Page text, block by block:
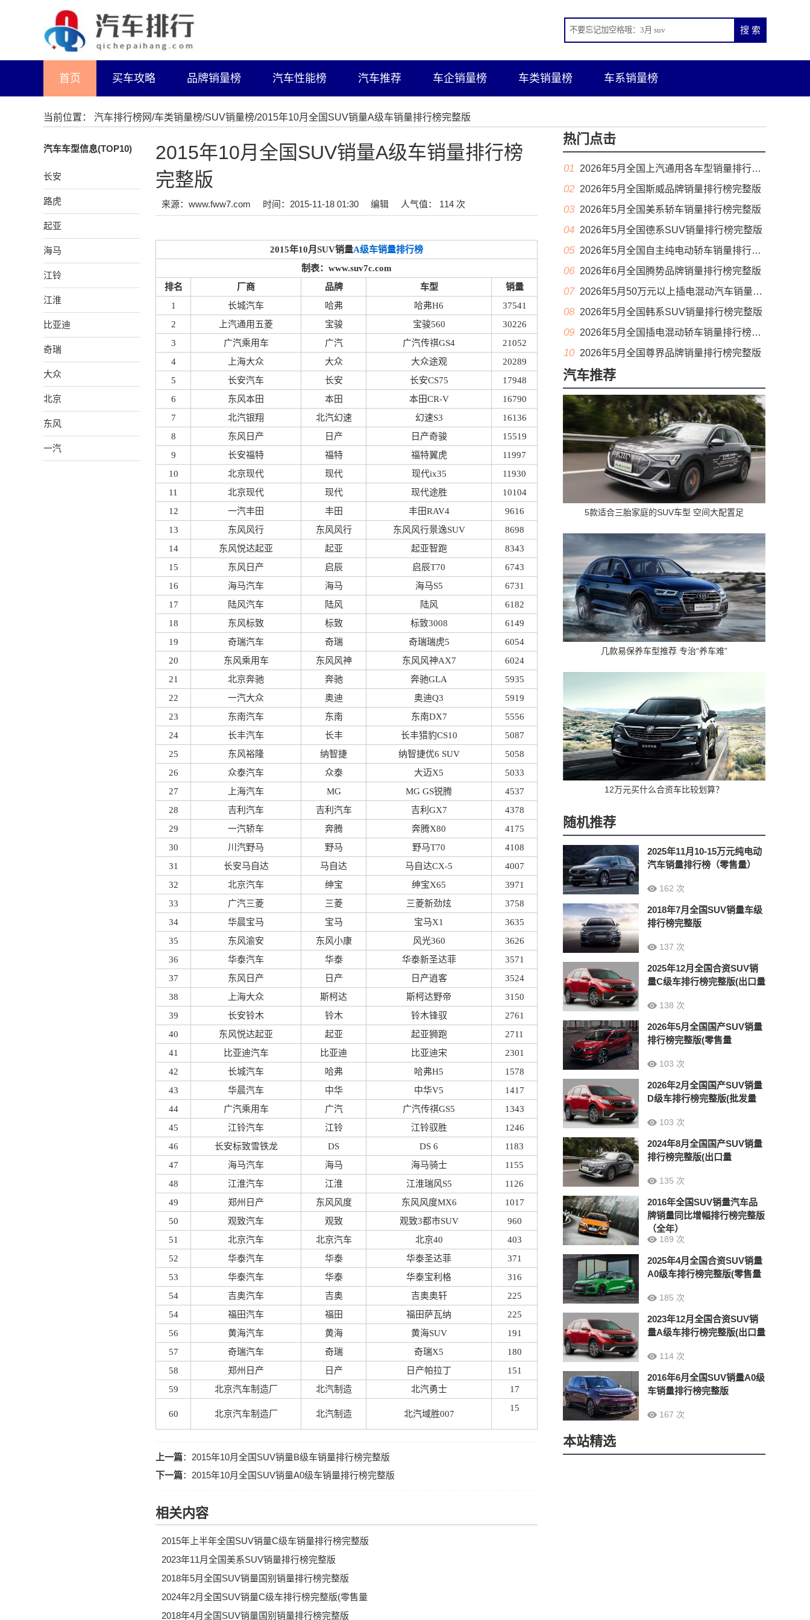
首页 买车攻略 品牌销量榜 汽车性能榜 汽车推荐 车企销量榜 车类销量榜 车系销量榜
当前位置： 汽车排行榜网/车类销量榜/SUV销量榜/2015年10月全国SUV销量A级车销量排行榜完整版
汽车车型信息(TOP10)
长安
路虎
起亚
海马
江铃
江淮
比亚迪
奇瑞
大众
北京
东风
一汽
2015年10月全国SUV销量A级车销量排行榜
完整版
来源：www.fww7.com 时间：2015-11-18 01:30 编辑 人气值： 114 次
2015年10月SUV销量A级车销量排行榜
制表：www.suv7c.com
排名
厂商 品牌 车型
销量
1
长城汽车 哈弗 哈弗H6
37541
2
上汽通用五菱 宝骏 宝骏560
30226
3
广汽乘用车 广汽 广汽传祺GS4
21052
4
上海大众 大众 大众途观
20289
5
长安汽车 长安 长安CS75
17948
6
东风本田 本田 本田CR-V
16790
7
北汽银翔 北汽幻速 幻速S3
16136
8
东风日产 日产 日产奇骏
15519
9
长安福特 福特 福特翼虎
11997
10
北京现代 现代 现代ix35
11930
11
北京现代 现代 现代途胜
10104
12
一汽丰田 丰田 丰田RAV4
9616
13
东风风行 东风风行 东风风行景逸SUV
8698
14
东风悦达起亚 起亚 起亚智跑
8343
15
东风日产 启辰 启辰T70
6743
16
海马汽车 海马 海马S5
6731
17
陆风汽车 陆风 陆风
6182
18
东风标致 标致 标致3008
6149
19
奇瑞汽车 奇瑞 奇瑞瑞虎5
6054
20
东风乘用车 东风风神 东风风神AX7
6024
21
北京奔驰 奔驰 奔驰GLA
5935
22
一汽大众 奥迪 奥迪Q3
5919
23
东南汽车 东南 东南DX7
5556
24
长丰汽车 长丰 长丰猎豹CS10
5087
25
东风裕隆 纳智捷 纳智捷优6 SUV
5058
26
众泰汽车 众泰 大迈X5
5033
27
上海汽车 MG MG GS锐腾
4537
28
吉利汽车 吉利汽车 吉利GX7
4378
29
一汽轿车 奔腾 奔腾X80
4175
30
川汽野马 野马 野马T70
4108
31
长安马自达 马自达 马自达CX-5
4007
32
北京汽车 绅宝 绅宝X65
3971
33
广汽三菱 三菱 三菱新劲炫
3758
34
华晨宝马 宝马 宝马X1
3635
35
东风渝安 东风小康 风光360
3626
36
华泰汽车 华泰 华泰新圣达菲
3571
37
东风日产 日产 日产逍客
3524
38
上海大众 斯柯达 斯柯达野帝
3150
39
长安铃木 铃木 铃木锋驭
2761
40
东风悦达起亚 起亚 起亚狮跑
2711
41
比亚迪汽车 比亚迪 比亚迪宋
2301
42
长城汽车 哈弗 哈弗H5
1578
43
华晨汽车 中华 中华V5
1417
44
广汽乘用车 广汽 广汽传祺GS5
1343
45
江铃汽车 江铃 江铃驭胜
1246
46
长安标致雪铁龙 DS DS 6
1183
47
海马汽车 海马 海马骑士
1155
48
江淮汽车 江淮 江淮瑞风S5
1126
49
郑州日产 东风风度 东风风度MX6
1017
50
观致汽车 观致 观致3都市SUV
960
51
北京汽车 北京汽车 北京40
403
52
华泰汽车 华泰 华泰圣达菲
371
53
华泰汽车 华泰 华泰宝利格
316
54
吉奥汽车 吉奥 吉奥奥轩
225
54
福田汽车 福田 福田萨瓦纳
225
56
黄海汽车 黄海 黄海SUV
191
57
奇瑞汽车 奇瑞 奇瑞X5
180
58
郑州日产 日产 日产帕拉丁
151
59
北京汽车制造厂 北汽制造 北汽勇士 17
60 北京汽车制造厂 北汽制造 北汽域胜007
15
上一篇： 2015年10月全国SUV销量B级车销量排行榜完整版
下一篇： 2015年10月全国SUV销量A0级车销量排行榜完整版
相关内容
2015年上半年全国SUV销量C级车销量排行榜完整版
2023年11月全国美系SUV销量排行榜完整版
2018年5月全国SUV销量国别销量排行榜完整版
2024年2月全国SUV销量C级车排行榜完整版(零售量
2018年4月全国SUV销量国别销量排行榜完整版
热门点击
01 2026年5月全国上汽通用各车型销量排行榜完整版
02 2026年5月全国斯威品牌销量排行榜完整版
03 2026年5月全国美系轿车销量排行榜完整版
04 2026年5月全国德系SUV销量排行榜完整版
05 2026年5月全国自主纯电动轿车销量排行榜完整版(出口量
06 2026年6月全国腾势品牌销量排行榜完整版
07 2026年5月50万元以上插电混动汽车销量排行榜（零售量）
08 2026年5月全国韩系SUV销量排行榜完整版
09 2026年5月全国插电混动轿车销量排行榜完整版(出口量
10 2026年5月全国尊界品牌销量排行榜完整版
汽车推荐
5款适合三胎家庭的SUV车型 空间大配置足
几款易保养车型推荐 专治“养车难”
12万元买什么合资车比较划算？
随机推荐
2025年11月10-15万元纯电动
汽车销量排行榜（零售量）
162 次
2018年7月全国SUV销量车级
排行榜完整版
137 次
2025年12月全国合资SUV销
量C级车排行榜完整版(出口量
138 次
2026年5月全国国产SUV销量
排行榜完整版(零售量
103 次
2026年2月全国国产SUV销量
D级车排行榜完整版(批发量
103 次
2024年8月全国国产SUV销量
排行榜完整版(出口量
135 次
2016年全国SUV销量汽车品
牌销量同比增幅排行榜完整版
（全年）
189 次
2025年4月全国合资SUV销量
A0级车排行榜完整版(零售量
185 次
2023年12月全国合资SUV销
量A级车排行榜完整版(出口量
114 次
2016年6月全国SUV销量A0级
车销量排行榜完整版
167 次
本站精选